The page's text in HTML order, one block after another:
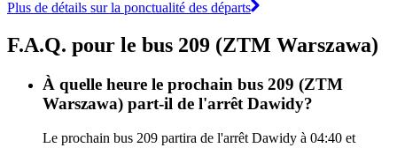
Plus de détails sur la ponctualité des départs
F.A.Q. pour le bus 209 (ZTM Warszawa)
À quelle heure le prochain bus 209 (ZTM
Warszawa) part-il de l'arrêt Dawidy?
Le prochain bus 209 partira de l'arrêt Dawidy à 04:40 et